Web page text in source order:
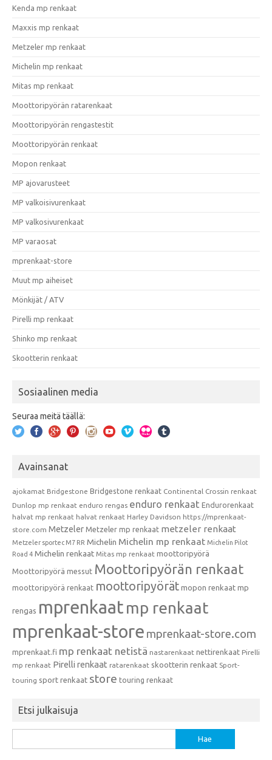
Kenda mp renkaat
Maxxis mp renkaat
Metzeler mp renkaat
Michelin mp renkaat
Mitas mp renkaat
Moottoripyörän ratarenkaat
Moottoripyörän rengastestit
Moottoripyörän renkaat
Mopon renkaat
MP ajovarusteet
MP valkoisivurenkaat
MP valkosivurenkaat
MP varaosat
mprenkaat-store
Muut mp aiheiset
Mönkijät / ATV
Pirelli mp renkaat
Shinko mp renkaat
Skootterin renkaat
Sosiaalinen media
Seuraa meitä täällä:
Avainsanat
ajokamat Bridgestone Bridgestone renkaat Continental Crossin renkaat
Dunlop mp renkaat enduro rengas enduro renkaat Endurorenkaat
halvat mp renkaat halvat renkaat Harley Davidson https://mprenkaat-
store.com Metzeler Metzeler mp renkaat metzeler renkaat
Metzeler sportec M7 RR Michelin Michelin mp renkaat Michelin Pilot
Road 4 Michelin renkaat Mitas mp renkaat moottoripyörä
Moottoripyörä messut Moottoripyörän renkaat
moottoripyörä renkaat moottoripyörät mopon renkaat mp
rengas mprenkaat mp renkaat
mprenkaat-store mprenkaat-store.com
mprenkaat.fi mp renkaat netistä nastarenkaat nettirenkaat Pirelli
mp renkaat Pirelli renkaat ratarenkaat skootterin renkaat Sport-
touring sport renkaat store touring renkaat
Etsi julkaisuja